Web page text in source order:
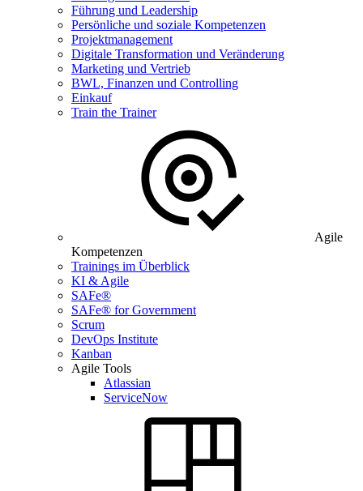
Führung und Leadership
Persönliche und soziale Kompetenzen
Projektmanagement
Digitale Transformation und Veränderung
Marketing und Vertrieb
BWL, Finanzen und Controlling
Einkauf
Train the Trainer
Agile
Kompetenzen
Trainings im Überblick
KI & Agile
SAFe®
SAFe® for Government
Scrum
DevOps Institute
Kanban
Agile Tools
Atlassian
ServiceNow